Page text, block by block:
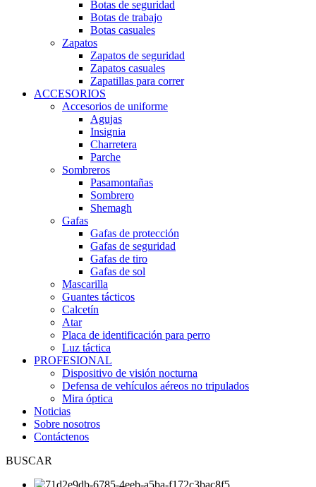
Botas de seguridad
Botas de trabajo
Botas casuales
Zapatos
Zapatos de seguridad
Zapatos casuales
Zapatillas para correr
ACCESORIOS
Accesorios de uniforme
Agujas
Insignia
Charretera
Parche
Sombreros
Pasamontañas
Sombrero
Shemagh
Gafas
Gafas de protección
Gafas de seguridad
Gafas de tiro
Gafas de sol
Mascarilla
Guantes tácticos
Calcetín
Atar
Placa de identificación para perro
Luz táctica
PROFESIONAL
Dispositivo de visión nocturna
Defensa de vehículos aéreos no tripulados
Mira óptica
Noticias
Sobre nosotros
Contáctenos
BUSCAR